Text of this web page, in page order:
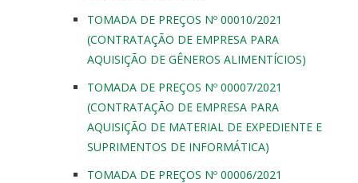
TOMADA DE PREÇOS Nº 00010/2021
(CONTRATAÇÃO DE EMPRESA PARA
AQUISIÇÃO DE GÊNEROS ALIMENTÍCIOS)
TOMADA DE PREÇOS Nº 00007/2021
(CONTRATAÇÃO DE EMPRESA PARA
AQUISIÇÃO DE MATERIAL DE EXPEDIENTE E
SUPRIMENTOS DE INFORMÁTICA)
TOMADA DE PREÇOS Nº 00006/2021